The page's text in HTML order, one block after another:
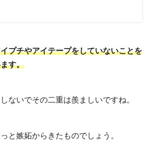
プチやアイテープをしていないことを
す。
ないでその二重は羨ましいですね。
と嫉妬からきたものでしょう。